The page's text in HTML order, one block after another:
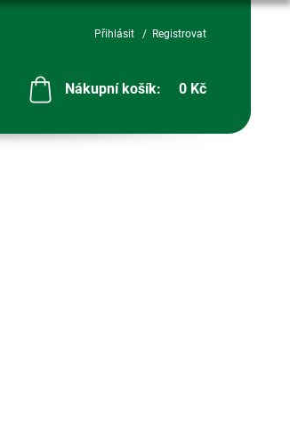
Přihlásit Registrovat
Nákupní košík: 0 Kč